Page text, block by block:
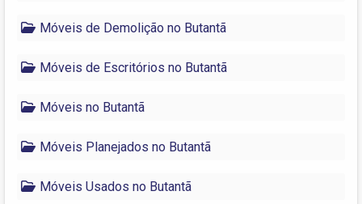
Móveis de Demolição no Butantã
Móveis de Escritórios no Butantã
Móveis no Butantã
Móveis Planejados no Butantã
Móveis Usados no Butantã